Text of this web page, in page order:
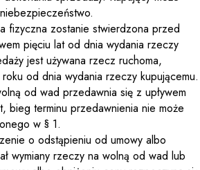
fizyczna zostanie stwierdzona przed
pięciu lat od dnia wydania rzeczy
jest używana rzecz ruchoma,
od dnia wydania rzeczy kupującemu.
od wad przedawnia się z upływem
bieg terminu przedawnienia nie może
w § 1.
o odstąpieniu od umowy albo
wymiany rzeczy na wolną od wad lub